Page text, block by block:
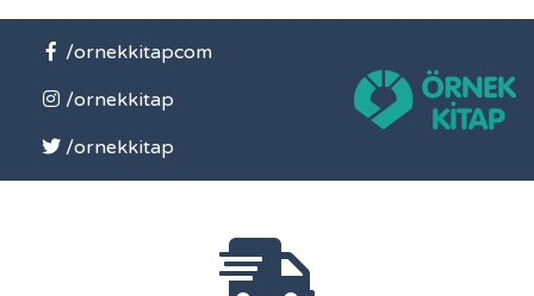
/ornekkitapcom
/ornekkitap
/ornekkitap